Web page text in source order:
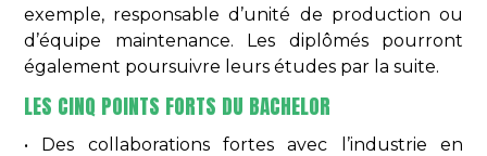
exemple, responsable d’unité de production ou
d’équipe maintenance. Les diplômés pourront
également poursuivre leurs études par la suite.
LES CINQ POINTS FORTS DU BACHELOR
• Des collaborations fortes avec l’industrie en